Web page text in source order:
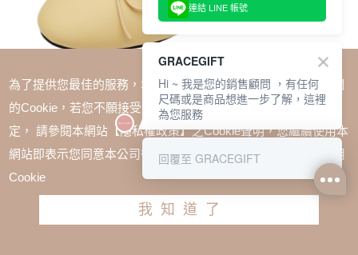
CareBears-幽默小熊蝴蝶結平底芭蕾舞鞋 黃
為了提供您最佳的服務，本網站會在您的電腦中放置並取用我們
的Cookie，若您不願接受Cookie時應如何變更電腦的Cookie設
定， 請參閱本網站【隱私權政策】之Cookie聲明，您繼續使用本
網站即表示您同意本公司得按本網站使用條款之Cookie聲明使用
Cookie
我知道了
連結 LINE 帳號
GRACEGIFT
Hi ~ 我是您的銷售顧問 ，有任何
尺碼或是商品想進一步了解，這裡
為您服務
回覆至 GRACEGIFT